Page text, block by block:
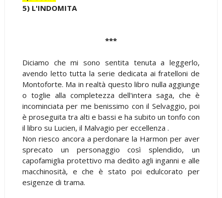
5) L'INDOMITA
***
Diciamo che mi sono sentita tenuta a leggerlo,
avendo letto tutta la serie dedicata ai fratelloni de
Montoforte. Ma in realtà questo libro nulla aggiunge
o toglie alla completezza dell'intera saga, che è
incominciata per me benissimo con il Selvaggio, poi
è proseguita tra alti e bassi e ha subito un tonfo con
il libro su Lucien, il Malvagio per eccellenza .
Non riesco ancora a perdonare la Harmon per aver
sprecato un personaggio così splendido, un
capofamiglia protettivo ma dedito agli inganni e alle
macchinosità, e che è stato poi edulcorato per
esigenze di trama.